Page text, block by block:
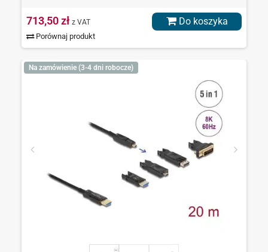
713,50 zł z VAT
Porównaj produkt
Do koszyka
Na zamówienie (3-4 dni robocze)